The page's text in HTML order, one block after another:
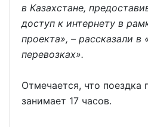
в Казахстане,
доступ к интернету в
проекта», – рассказали
перевозках».
Отмечается, что поездка
занимает 17 часов.